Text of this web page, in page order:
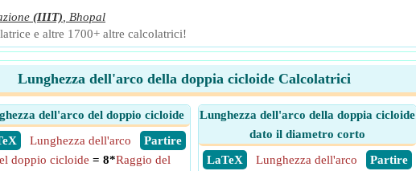
(IIIT)
Bhopal
e altre 1700+ altre calcolatrici!
Lunghezza dell'arco della doppia cicloide Calcolatrici
dell'arco del doppio cicloide
​ Partire
Lunghezza dell'arco
doppio cicloide = 8*Raggio del
Lunghezza dell'arco della doppia cicloide
dato il diametro corto
​ LaTeX
​ Partire
Lunghezza dell'arco